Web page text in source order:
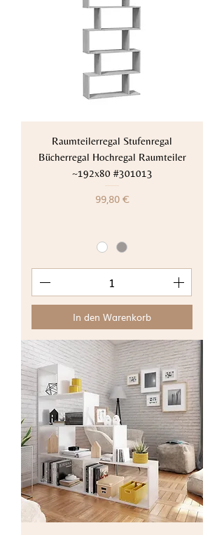
Raumteilerregal Stufenregal
Bücherregal Hochregal Raumteiler
~192x80 #301013
Preis
99,80 €
In den Warenkorb